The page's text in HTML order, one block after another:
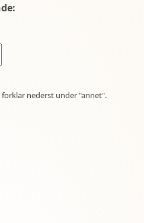
nederst under "annet".